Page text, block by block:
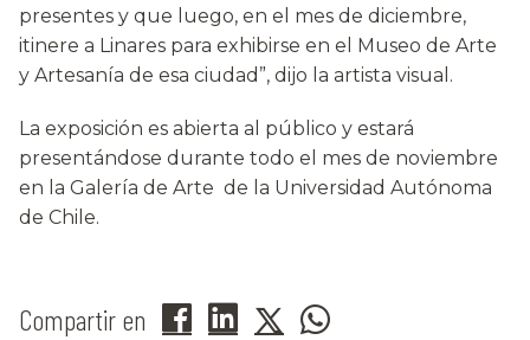
presentes y que luego, en el mes de diciembre,
itinere a Linares para exhibirse en el Museo de Arte
y Artesanía de esa ciudad”, dijo la artista visual.
La exposición es abierta al público y estará
presentándose durante todo el mes de noviembre
en la Galería de Arte de la Universidad Autónoma
de Chile.
Compartir en